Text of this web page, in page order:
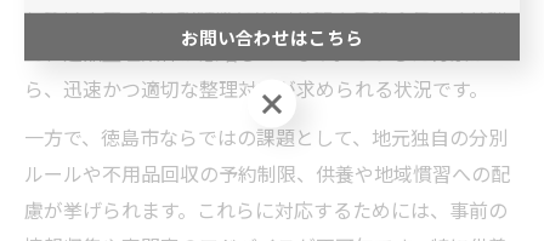
しています。特に相続後に実家が放置されるケースが増
え、遺品整理案件が急増しています。こうした背景か
ら、迅速かつ適切な整理対応が求められる状況です。
一方で、徳島市ならではの課題として、地元独自の分別
ルールや不用品回収の予約制限、供養や地域慣習への配
慮が挙げられます。これらに対応するためには、事前の
お問い合わせはこちら
お問い合わせはこちら